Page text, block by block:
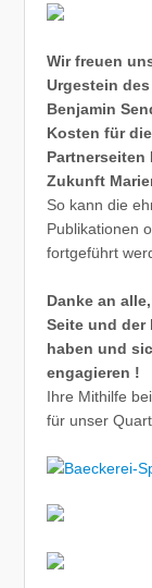
Wir freuen
Urgestein
Benjamin
Kosten für
Zukunft
So kann die
Publikationen
fortgeführt
Danke an
Seite und der
haben und
engagieren !
Ihre Mithilfe
für unser